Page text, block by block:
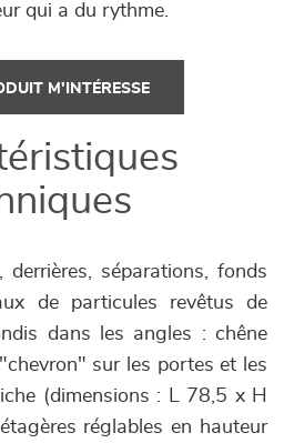
qui a du rythme.
M'INTÉRESSE
derrières, séparations, fonds
de particules revêtus de
dans les angles : chêne
sur les portes et les
(dimensions : L 78,5 x H
réglables en hauteur